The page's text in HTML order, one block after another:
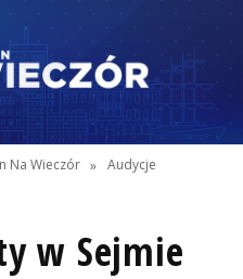
Na Wieczór » Audycje
w Sejmie